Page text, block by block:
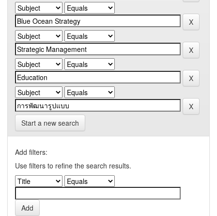
Start a new search
Add filters:
Use filters to refine the search results.